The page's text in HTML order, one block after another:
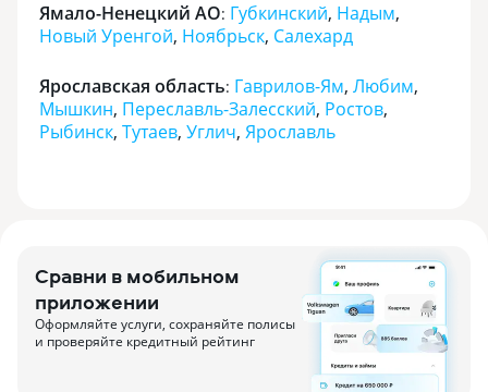
Ямало-Ненецкий АО: Губкинский, Надым,
Новый Уренгой, Ноябрьск, Салехард
Ярославская область: Гаврилов-Ям, Любим,
Мышкин, Переславль-Залесский, Ростов,
Рыбинск, Тутаев, Углич, Ярославль
Сравни в мобильном
приложении
Оформляйте услуги, сохраняйте полисы
и проверяйте кредитный рейтинг